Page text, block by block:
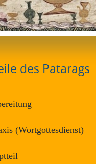
des Patarags
(Wortgottesdienst)